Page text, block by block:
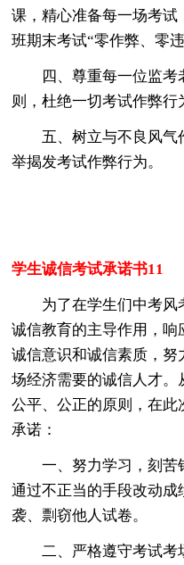
课，精心准备每一场考
班期末考试“零作弊、零违
四、尊重每一位监考
则，杜绝一切考试作弊行
五、树立与不良风气
举揭发考试作弊行为。
学生诚信考试承诺书11
为了在学生们中考风
诚信教育的主导作用，
诚信意识和诚信素质，
场经济需要的诚信人才
公平、公正的原则，在
承诺：
一、努力学习，刻苦
通过不正当的手段改动
袭、剽窃他人试卷。
二、严格遵守考试考场